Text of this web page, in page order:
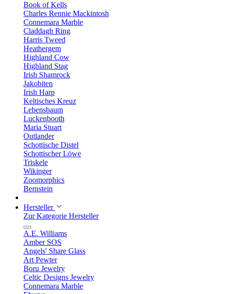
Book of Kells
Charles Rennie Mackintosh
Connemara Marble
Claddagh Ring
Harris Tweed
Heathergem
Highland Cow
Highland Stag
Irish Shamrock
Jakobiten
Irish Harp
Keltisches Kreuz
Lebensbaum
Luckenbooth
Maria Stuart
Outlander
Schottische Distel
Schottischer Löwe
Triskele
Wikinger
Zoomorphics
Bernstein
Hersteller
Zur Kategorie Hersteller
A.E. Williams
Amber SOS
Angels' Share Glass
Art Pewter
Boru Jewelry
Celtic Designs Jewelry
Connemara Marble